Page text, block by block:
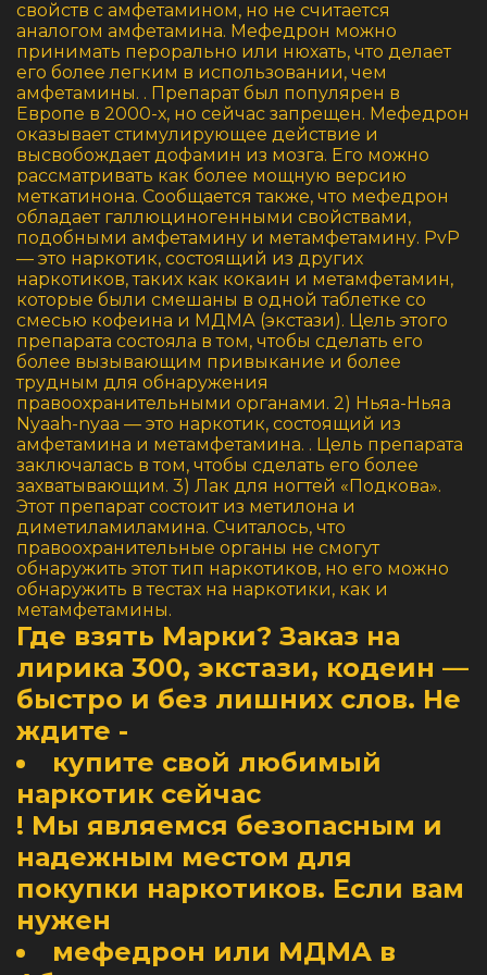
свойств с амфетамином, но не считается
аналогом амфетамина. Мефедрон можно
принимать перорально или нюхать, что делает
его более легким в использовании, чем
амфетамины. . Препарат был популярен в
Европе в 2000-х, но сейчас запрещен. Мефедрон
оказывает стимулирующее действие и
высвобождает дофамин из мозга. Его можно
рассматривать как более мощную версию
меткатинона. Сообщается также, что мефедрон
обладает галлюциногенными свойствами,
подобными амфетамину и метамфетамину. PvP
— это наркотик, состоящий из других
наркотиков, таких как кокаин и метамфетамин,
которые были смешаны в одной таблетке со
смесью кофеина и МДМА (экстази). Цель этого
препарата состояла в том, чтобы сделать его
более вызывающим привыкание и более
трудным для обнаружения
правоохранительными органами. 2) Ньяа-Ньяа
Nyaah-nyaa — это наркотик, состоящий из
амфетамина и метамфетамина. . Цель препарата
заключалась в том, чтобы сделать его более
захватывающим. 3) Лак для ногтей «Подкова».
Этот препарат состоит из метилона и
диметиламиламина. Считалось, что
правоохранительные органы не смогут
обнаружить этот тип наркотиков, но его можно
обнаружить в тестах на наркотики, как и
метамфетамины.
Где взять Марки? Заказ на
лирика 300, экстази, кодеин —
быстро и без лишних слов. Не
ждите -
купите свой любимый
наркотик сейчас
! Мы являемся безопасным и
надежным местом для
покупки наркотиков. Если вам
нужен
мефедрон или МДМА в